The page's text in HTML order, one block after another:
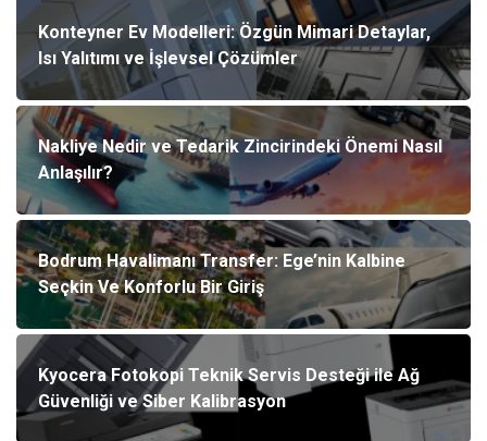
Konteyner Ev Modelleri: Özgün Mimari Detaylar,
Isı Yalıtımı ve İşlevsel Çözümler
Nakliye Nedir ve Tedarik Zincirindeki Önemi Nasıl
Anlaşılır?
Bodrum Havalimanı Transfer: Ege’nin Kalbine
Seçkin Ve Konforlu Bir Giriş
Kyocera Fotokopi Teknik Servis Desteği ile Ağ
Güvenliği ve Siber Kalibrasyon